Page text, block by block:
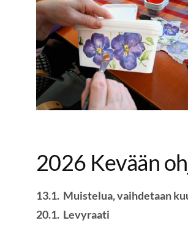
2026 Kevään
13.1. Muistelua, vaihdetaan
20.1. Levyraati